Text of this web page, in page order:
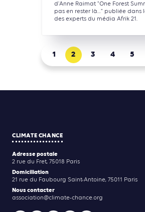
d'Anne Raimat "One Forest
pas en rester là…" publiée dans
des experts du média Afrik 21.
1 2 3 4 5
CLIMATE CHANCE
Adresse postale
2 rue du Fret, 75018 Paris
Domiciliation
21 rue du Faubourg Saint-Antoine, 75011 Paris
Nous contacter
association@climate-chance.org